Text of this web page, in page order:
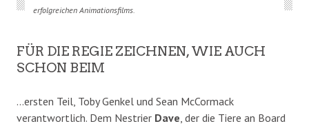
erfolgreichen Animationsfilms.
FÜR DIE REGIE ZEICHNEN, WIE AUCH
SCHON BEIM
…ersten Teil, Toby Genkel und Sean McCormack
verantwortlich. Dem Nestrier Dave, der die Tiere an Board